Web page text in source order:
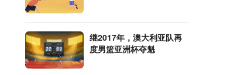
继2017年，澳大利亚队再
度男篮亚洲杯夺魁